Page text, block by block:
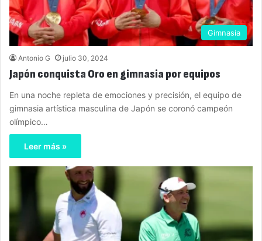
Gimnasia
Antonio G julio 30, 2024
Japón conquista Oro en gimnasia por equipos
En una noche repleta de emociones y precisión, el equipo de
gimnasia artística masculina de Japón se coronó campeón
olímpico…
Leer más »